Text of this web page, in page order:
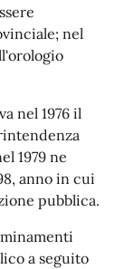
nel
nel 1976 il
1979 ne
anno in cui
pubblica.
a seguito